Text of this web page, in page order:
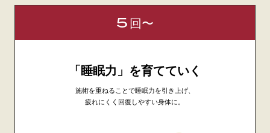
5 回〜
「睡眠力」を育てていく
施術を重ねることで睡眠力を引き上げ、
疲れにくく回復しやすい身体に。